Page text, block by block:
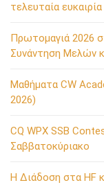
τελευταία
Πρωτομαγιά 2026
Συνάντηση Μελών
Μαθήματα CW
2026)
CQ WPX SSB
Σαββατοκύριακο
Η Διάδοση στα HF